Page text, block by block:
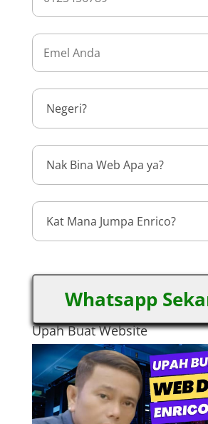
Whatsapp
Upah Buat Website